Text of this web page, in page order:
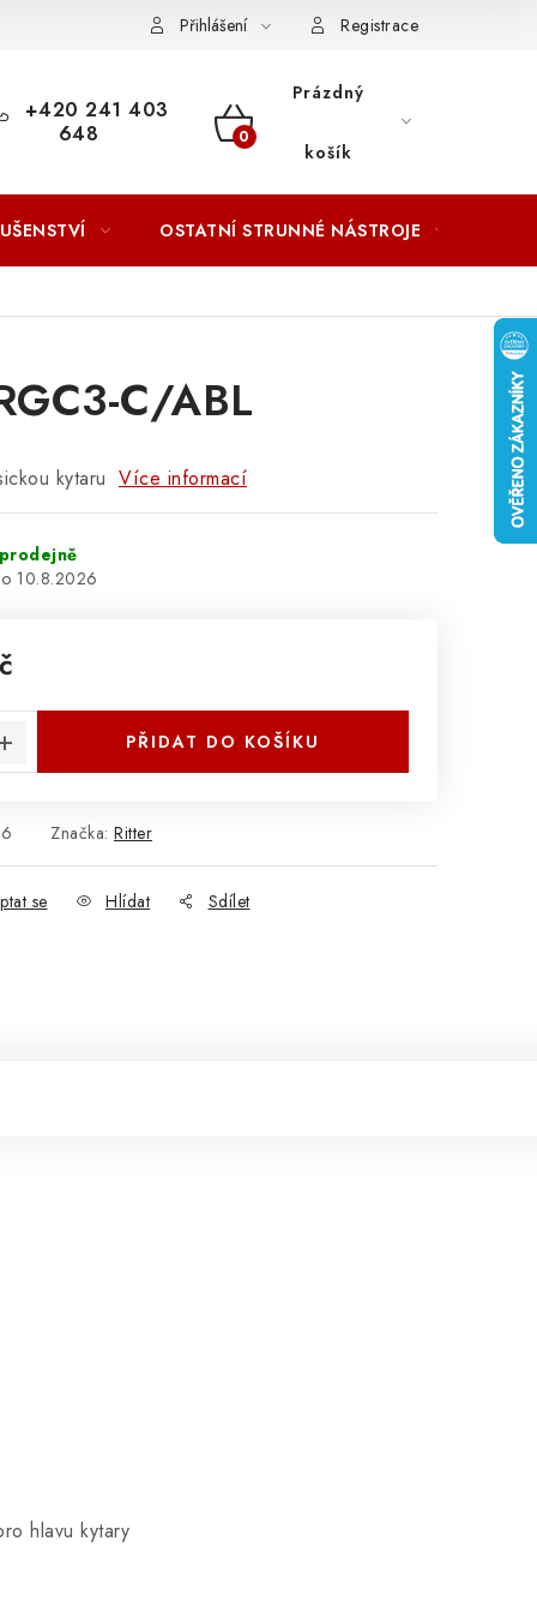
OSOBNÍCH ÚDAJŮ
Přihlášení Registrace
+420 241 403
648
NÁKUPNÍ
Prázdný
košík
OSTATNÍ STRUNNÉ NÁSTROJE
C/ABL
kytaru Více informací
10.8.2026
PŘIDAT DO KOŠÍKU
Značka: Ritter
se Hlídat Sdílet
hlavu kytary